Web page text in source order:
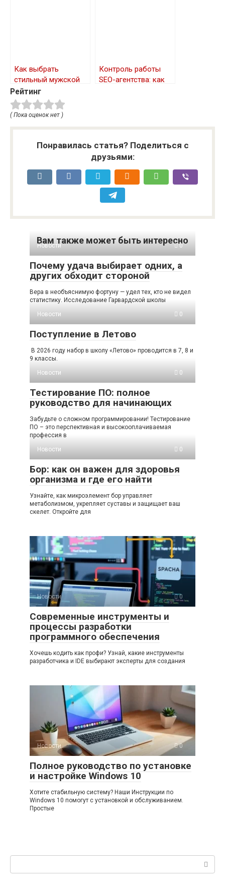
Как выбрать
стильный мужской
костюм
Контроль работы
SEO-агентства: как
данных
Рейтинг
( Пока оценок нет )
Понравилась статья? Поделиться с
друзьями:
Вам также может быть интересно
Новости 0
Почему удача выбирает одних, а
других обходит стороной
Вера в необъяснимую фортуну — удел тех, кто не видел
статистику. Исследование Гарвардской школы
Новости
0
Поступление в Летово
В 2026 году набор в школу «Летово» проводится в 7, 8 и
9 классы.
Новости
0
Тестирование ПО: полное
руководство для начинающих
Забудьте о сложном программировании! Тестирование
ПО – это перспективная и высокооплачиваемая
профессия в
Новости
0
Бор: как он важен для здоровья
организма и где его найти
Узнайте, как микроэлемент бор управляет
метаболизмом, укрепляет суставы и защищает ваш
скелет. Откройте для
Новости 0
Современные инструменты и
процессы разработки
программного обеспечения
Хочешь кодить как профи? Узнай, какие инструменты
разработчика и IDE выбирают эксперты для создания
Новости 0
Полное руководство по установке
и настройке Windows 10
Хотите стабильную систему? Наши Инструкции по
Windows 10 помогут с установкой и обслуживанием.
Простые